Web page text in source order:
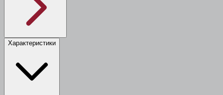
Характеристики